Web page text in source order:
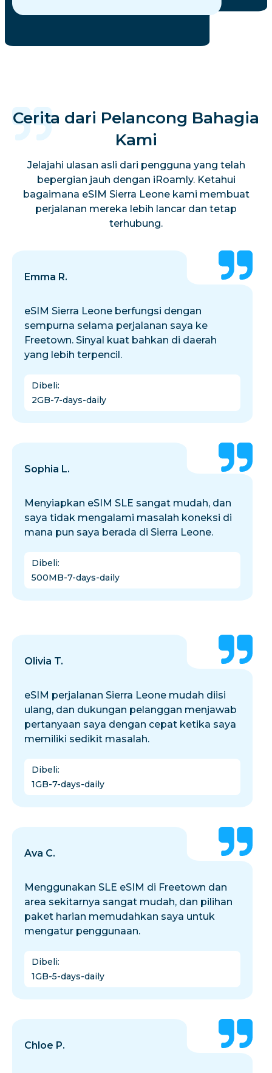
Cerita dari Pelancong Bahagia
Kami
Jelajahi ulasan asli dari pengguna yang telah
bepergian jauh dengan iRoamly. Ketahui
bagaimana eSIM Sierra Leone kami membuat
perjalanan mereka lebih lancar dan tetap
terhubung.
Emma R.
eSIM Sierra Leone berfungsi dengan
sempurna selama perjalanan saya ke
Freetown. Sinyal kuat bahkan di daerah
yang lebih terpencil.
Dibeli:
2GB-7-days-daily
Sophia L.
Menyiapkan eSIM SLE sangat mudah, dan
saya tidak mengalami masalah koneksi di
mana pun saya berada di Sierra Leone.
Dibeli:
500MB-7-days-daily
Olivia T.
eSIM perjalanan Sierra Leone mudah diisi
ulang, dan dukungan pelanggan menjawab
pertanyaan saya dengan cepat ketika saya
memiliki sedikit masalah.
Dibeli:
1GB-7-days-daily
Ava C.
Menggunakan SLE eSIM di Freetown dan
area sekitarnya sangat mudah, dan pilihan
paket harian memudahkan saya untuk
mengatur penggunaan.
Dibeli:
1GB-5-days-daily
Chloe P.